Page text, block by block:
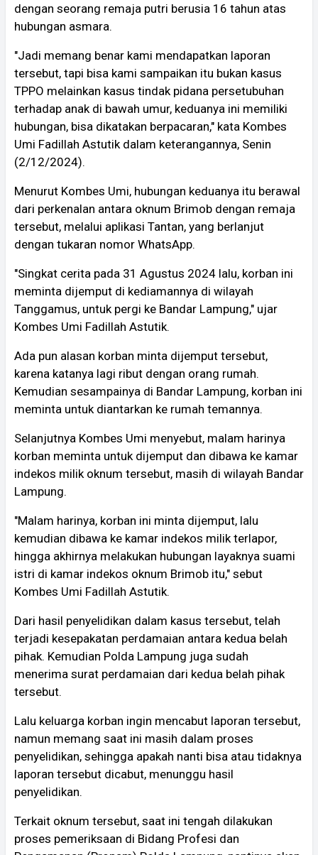
dengan seorang remaja putri berusia 16 tahun atas
hubungan asmara.
"Jadi memang benar kami mendapatkan laporan
tersebut, tapi bisa kami sampaikan itu bukan kasus
TPPO melainkan kasus tindak pidana persetubuhan
terhadap anak di bawah umur, keduanya ini memiliki
hubungan, bisa dikatakan berpacaran," kata Kombes
Umi Fadillah Astutik dalam keterangannya, Senin
(2/12/2024).
Menurut Kombes Umi, hubungan keduanya itu berawal
dari perkenalan antara oknum Brimob dengan remaja
tersebut, melalui aplikasi Tantan, yang berlanjut
dengan tukaran nomor WhatsApp.
"Singkat cerita pada 31 Agustus 2024 lalu, korban ini
meminta dijemput di kediamannya di wilayah
Tanggamus, untuk pergi ke Bandar Lampung," ujar
Kombes Umi Fadillah Astutik.
Ada pun alasan korban minta dijemput tersebut,
karena katanya lagi ribut dengan orang rumah.
Kemudian sesampainya di Bandar Lampung, korban ini
meminta untuk diantarkan ke rumah temannya.
Selanjutnya Kombes Umi menyebut, malam harinya
korban meminta untuk dijemput dan dibawa ke kamar
indekos milik oknum tersebut, masih di wilayah Bandar
Lampung.
"Malam harinya, korban ini minta dijemput, lalu
kemudian dibawa ke kamar indekos milik terlapor,
hingga akhirnya melakukan hubungan layaknya suami
istri di kamar indekos oknum Brimob itu," sebut
Kombes Umi Fadillah Astutik.
Dari hasil penyelidikan dalam kasus tersebut, telah
terjadi kesepakatan perdamaian antara kedua belah
pihak. Kemudian Polda Lampung juga sudah
menerima surat perdamaian dari kedua belah pihak
tersebut.
Lalu keluarga korban ingin mencabut laporan tersebut,
namun memang saat ini masih dalam proses
penyelidikan, sehingga apakah nanti bisa atau tidaknya
laporan tersebut dicabut, menunggu hasil
penyelidikan.
Terkait oknum tersebut, saat ini tengah dilakukan
proses pemeriksaan di Bidang Profesi dan